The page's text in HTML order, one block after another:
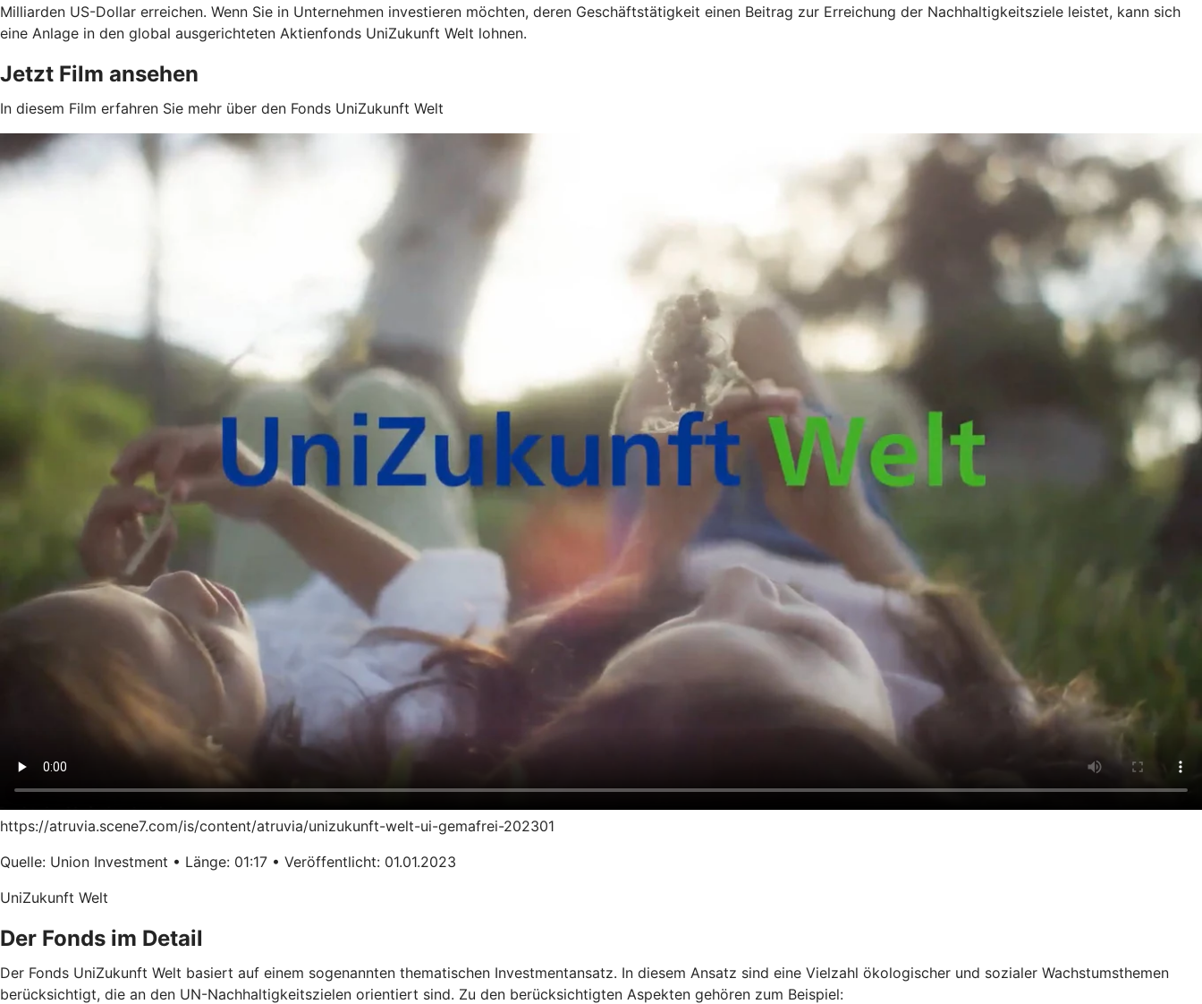
Milliarden US-Dollar erreichen. Wenn Sie in Unternehmen investieren möchten, deren Geschäftstätigkeit einen Beitrag zur Erreichung der Nachhaltigkeitsziele leistet, kann sich
eine Anlage in den global ausgerichteten Aktienfonds UniZukunft Welt lohnen.
Jetzt Film ansehen
In diesem Film erfahren Sie mehr über den Fonds UniZukunft Welt
https://atruvia.scene7.com/is/content/atruvia/unizukunft-welt-ui-gemafrei-202301
Quelle: Union Investment • Länge: 01:17 • Veröffentlicht: 01.01.2023
UniZukunft Welt
Der Fonds im Detail
Der Fonds UniZukunft Welt basiert auf einem sogenannten thematischen Investmentansatz. In diesem Ansatz sind eine Vielzahl ökologischer und sozialer Wachstumsthemen
berücksichtigt, die an den UN-Nachhaltigkeitszielen orientiert sind. Zu den berücksichtigten Aspekten gehören zum Beispiel: